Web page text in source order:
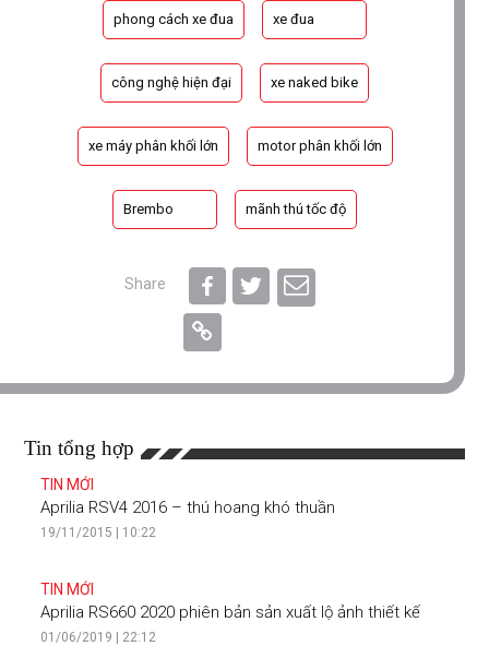
phong cách xe đua xe đua
công nghệ hiện đại xe naked bike
xe máy phân khối lớn motor phân khối lớn
Brembo mãnh thú tốc độ
Share
Tin tổng hợp
TIN MỚI
Aprilia RSV4 2016 – thú hoang khó thuần
19/11/2015 | 10:22
TIN MỚI
Aprilia RS660 2020 phiên bản sản xuất lộ ảnh thiết kế
01/06/2019 | 22:12